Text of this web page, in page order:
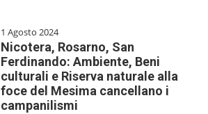
1 Agosto 2024
Nicotera, Rosarno, San
Ferdinando: Ambiente, Beni
culturali e Riserva naturale alla
foce del Mesima cancellano i
campanilismi